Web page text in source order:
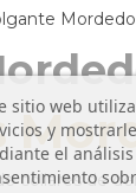
collares de
sitio web
y
el